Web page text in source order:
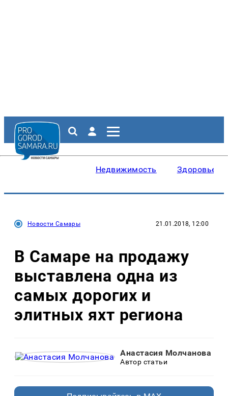
Недвижимость Здоровье
Новости Самары 21.01.2018, 12:00
В Самаре на продажу
выставлена одна из
самых дорогих и
элитных яхт региона
Анастасия Молчанова
Автор статьи